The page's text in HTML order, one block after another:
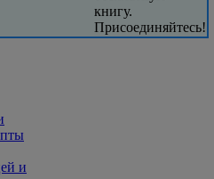
книгу.
Присоединяйтесь!
и